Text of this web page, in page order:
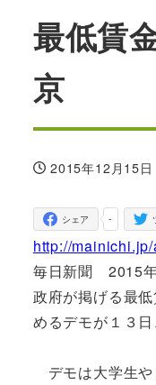
最低賃
京
投稿日
2015年12月15日
-
シェア
http://
毎日新聞 2015
政府が掲げる最
めるデモが１３
デモは大学生や